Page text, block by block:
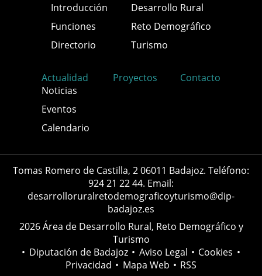
Introducción
Funciones
Directorio
Desarrollo Rural
Reto Demográfico
Turismo
Actualidad
Noticias
Eventos
Calendario
Proyectos Contacto
Tomas Romero de Castilla, 2 06011 Badajoz. Teléfono:
924 21 22 44. Email:
desarrolloruralretodemograficoyturismo@dip-
badajoz.es
2026 Área de Desarrollo Rural, Reto Demográfico y
Turismo
• Diputación de Badajoz • Aviso Legal • Cookies •
Privacidad • Mapa Web • RSS